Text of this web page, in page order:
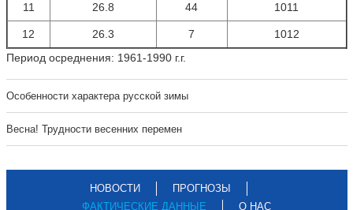
11 26.8 44 1011
12 26.3 7
1012
Период осреднения: 1961-1990 г.г.
Особенности характера русской зимы
Весна! Трудности весенних перемен
НОВОСТИ
ПРОГНОЗЫ
ФАКТИЧЕСКИЕ ДАННЫЕ
О НАС